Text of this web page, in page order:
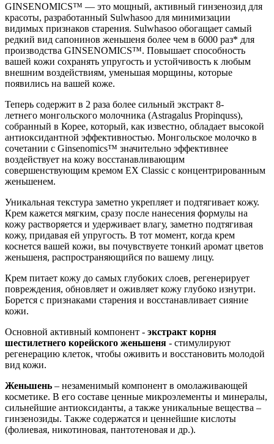
GINSENOMICS™ — это мощный, активный гинзенозид для
красоты, разработанный Sulwhasoo для минимизации
видимых признаков старения. Sulwhasoo обогащает самый
редкий вид сапонинов женьшеня более чем в 6000 раз* для
производства GINSENOMICS™. Повышает способность
вашей кожи сохранять упругость и устойчивость к любым
внешним воздействиям, уменьшая морщины, которые
появились на вашей коже.
Теперь содержит в 2 раза более сильный экстракт 8-
летнего монгольского молочника (Astragalus Propinquss),
собранный в Корее, который, как известно, обладает высокой
антиоксидантной эффективностью. Монгольское молочко в
сочетании с Ginsenomics™ значительно эффективнее
воздействует на кожу восстанавливающим
совершенствующим кремом EX Classic с концентрированным
женьшенем.
Уникальная текстура заметно укрепляет и подтягивает кожу.
Крем кажется мягким, сразу после нанесения формулы на
кожу растворяется и удерживает влагу, заметно подтягивая
кожу, придавая ей упругость. В тот момент, когда крем
коснется вашей кожи, вы почувствуете тонкий аромат цветов
женьшеня, распространяющийся по вашему лицу.
Крем питает кожу до самых глубоких слоев, регенерирует
повреждения, обновляет и оживляет кожу глубоко изнутри.
Борется с признаками старения и восстанавливает сияние
кожи.
Основной активный компонент - экстракт корня
шестилетнего корейского женьшеня - стимулируют
регенерацию клеток, чтобы оживить и восстановить молодой
вид кожи.
Женьшень – незаменимый компонент в омолаживающей
косметике. В его составе ценные микроэлементы и минералы,
сильнейшие антиоксиданты, а также уникальные вещества –
гинзенозиды. Также содержатся и ценнейшие кислоты
(фолиевая, никотиновая, пантотеновая и др.).